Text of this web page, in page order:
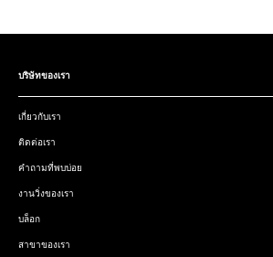
บริษัทของเรา
เกี่ยวกับเรา
ติดต่อเรา
คำถามที่พบบ่อย
งานวิ่งของเรา
บล็อก
สาขาของเรา